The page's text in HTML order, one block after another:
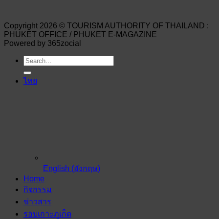
Copyright 2026 © TOURISM AUTHORITY OF THAILAND :
PHUKET OFFICE / PHUKET E-MAGAZINE
Powered by 365zocial
ไทย
English (อังกฤษ)
Home
กิจกรรม
ข่าวสาร
รอบเกาะภูเก็ต